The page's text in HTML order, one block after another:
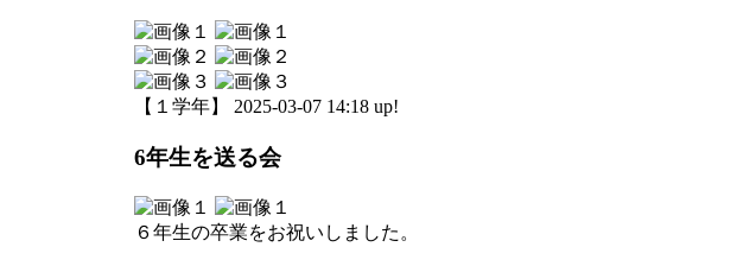
【１学年】 2025-03-07 14:18 up!
6年生を送る会
６年生の卒業をお祝いしました。